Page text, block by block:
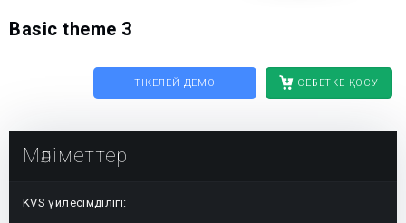
Basic theme 3
ТІКЕЛЕЙ ДЕМО СЕБЕТКЕ ҚОСУ
Мәліметтер
KVS үйлесімділігі: